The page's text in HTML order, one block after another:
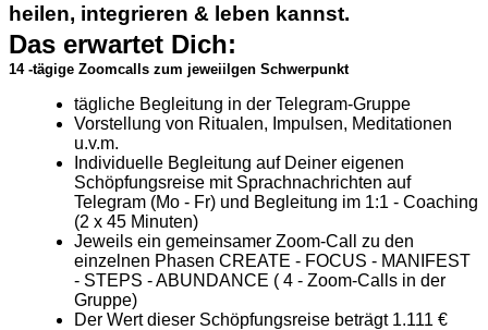
heilen, integrieren & leben kannst.
Das erwartet Dich:
14 -tägige Zoomcalls zum jeweiilgen Schwerpunkt
tägliche Begleitung in der Telegram-Gruppe
Vorstellung von Ritualen, Impulsen, Meditationen
u.v.m.
Individuelle Begleitung auf Deiner eigenen
Schöpfungsreise mit Sprachnachrichten auf
Telegram (Mo - Fr) und Begleitung im 1:1 - Coaching
(2 x 45 Minuten)
Jeweils ein gemeinsamer Zoom-Call zu den
einzelnen Phasen CREATE - FOCUS - MANIFEST
- STEPS - ABUNDANCE ( 4 - Zoom-Calls in der
Gruppe)
Der Wert dieser Schöpfungsreise beträgt 1.111 €